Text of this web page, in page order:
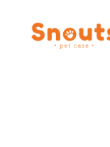
contenido